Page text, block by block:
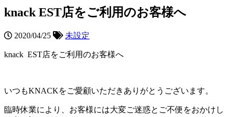
knack EST店をご利用のお客様へ
2020/04/25 未設定
knack EST店をご利用のお客様へ
いつもKNACKをご愛顧いただきありがとうございます。
臨時休業により、お客様には大変ご迷惑とご不便をおかけし